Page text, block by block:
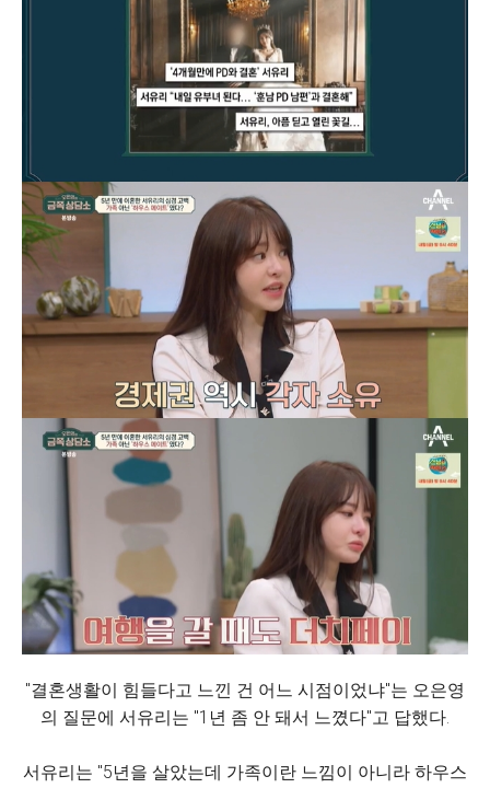
"결혼생활이 힘들다고 느낀 건 어느 시점이었냐"는 오은영
의 질문에 서유리는 "1년 좀 안 돼서 느꼈다"고 답했다.
서유리는 "5년을 살았는데 가족이란 느낌이 아니라 하우스